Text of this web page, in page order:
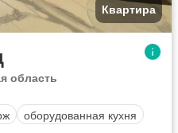
Квартира
область
оборудованная кухня